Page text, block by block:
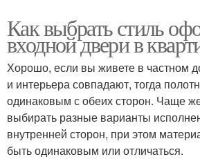
Как выбрать стиль
входной двери в
Хорошо, если вы живете в частном
и интерьера совпадают, тогда
одинаковым с обеих сторон. Чаще
выбирать разные варианты
внутренней сторон, при этом
быть одинаковым или отличаться.